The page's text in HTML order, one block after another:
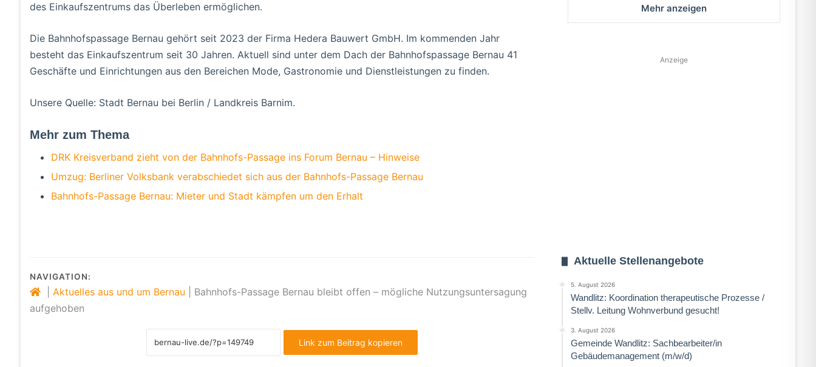
des Einkaufszentrums das Überleben ermöglichen.
Die Bahnhofspassage Bernau gehört seit 2023 der Firma Hedera Bauwert GmbH. Im kommenden Jahr
besteht das Einkaufszentrum seit 30 Jahren. Aktuell sind unter dem Dach der Bahnhofspassage Bernau 41
Geschäfte und Einrichtungen aus den Bereichen Mode, Gastronomie und Dienstleistungen zu finden.
Unsere Quelle: Stadt Bernau bei Berlin / Landkreis Barnim.
Mehr zum Thema
DRK Kreisverband zieht von der Bahnhofs-Passage ins Forum Bernau – Hinweise
Umzug: Berliner Volksbank verabschiedet sich aus der Bahnhofs-Passage Bernau
Bahnhofs-Passage Bernau: Mieter und Stadt kämpfen um den Erhalt
NAVIGATION:
Aktuelles aus und um Bernau
Bahnhofs-Passage Bernau bleibt offen – mögliche Nutzungsuntersagung
aufgehoben
Link zum Beitrag kopieren
Mehr anzeigen
Anzeige
Aktuelle Stellenangebote
5. August 2026
Wandlitz: Koordination therapeutische Prozesse /
Stellv. Leitung Wohnverbund gesucht!
3. August 2026
Gemeinde Wandlitz: Sachbearbeiter/in
Gebäudemanagement (m/w/d)